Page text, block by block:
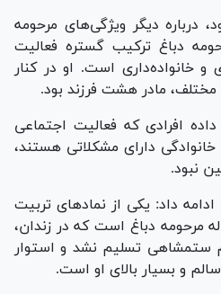
درباره دیگر ویژگی‌های مرحومه
دباغ ترکیب گستره فعالیت
خانواده‌داری است. او در کنار
مادر هشت فرزند بود.
افرادی که فعالیت اجتماعی
خانوادگی دارای مشکلاتی هستند،
نبود.
داد: یکی از نماد‌های تربیت
خانوادگی، دختر ۱۴ ساله مرحومه دباغ است که در زندان،
ستمشاهی تسلیم نشد و استوار
و بسیار بالای او است.